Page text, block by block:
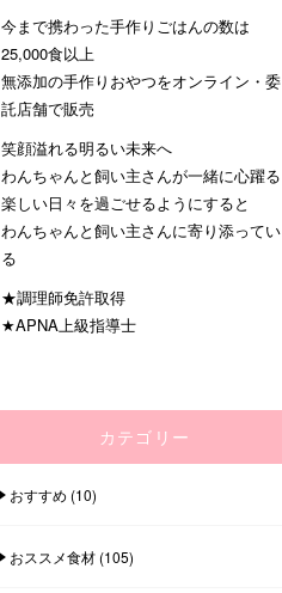
今まで携わった手作りごはんの数は
25,000食以上
無添加の手作りおやつをオンライン・委
託店舗で販売
笑顔溢れる明るい未来へ
わんちゃんと飼い主さんが一緒に心躍る
楽しい日々を過ごせるようにすると
わんちゃんと飼い主さんに寄り添ってい
る
★調理師免許取得
★APNA上級指導士
カテゴリー
おすすめ (10)
おススメ食材(105)